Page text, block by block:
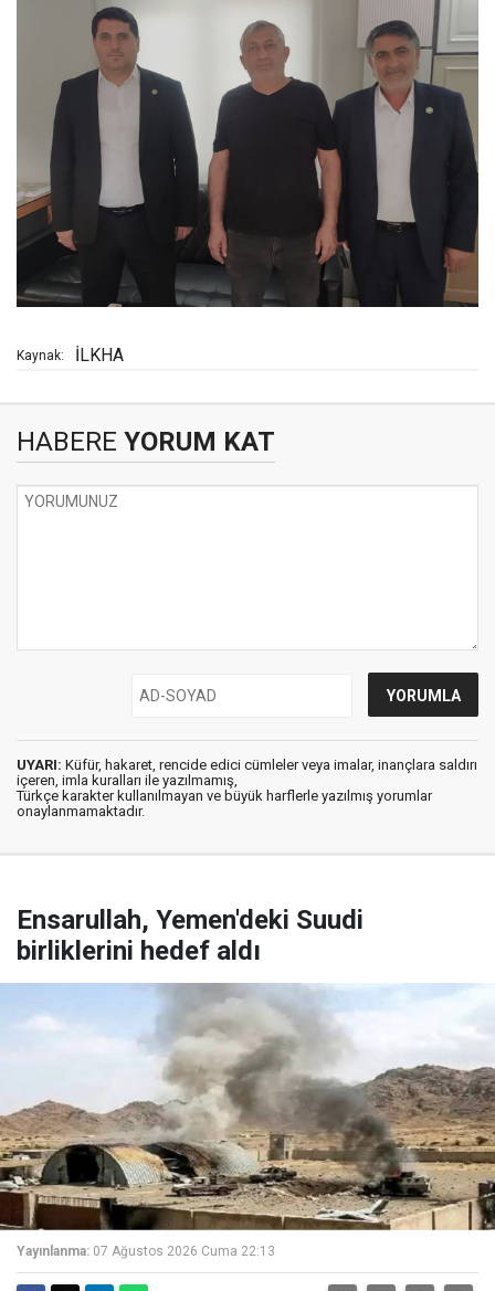
Kaynak: İLKHA
HABERE YORUM KAT
UYARI: Küfür, hakaret, rencide edici cümleler veya imalar, inançlara saldırı
içeren, imla kuralları ile yazılmamış,
Türkçe karakter kullanılmayan ve büyük harflerle yazılmış yorumlar
onaylanmamaktadır.
Ensarullah, Yemen'deki Suudi
birliklerini hedef aldı
Yayınlanma: 07 Ağustos 2026 Cuma 22:13